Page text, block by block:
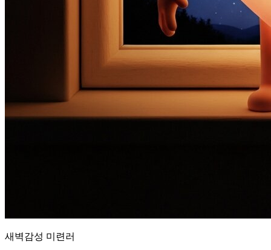
새벽감성 미련러